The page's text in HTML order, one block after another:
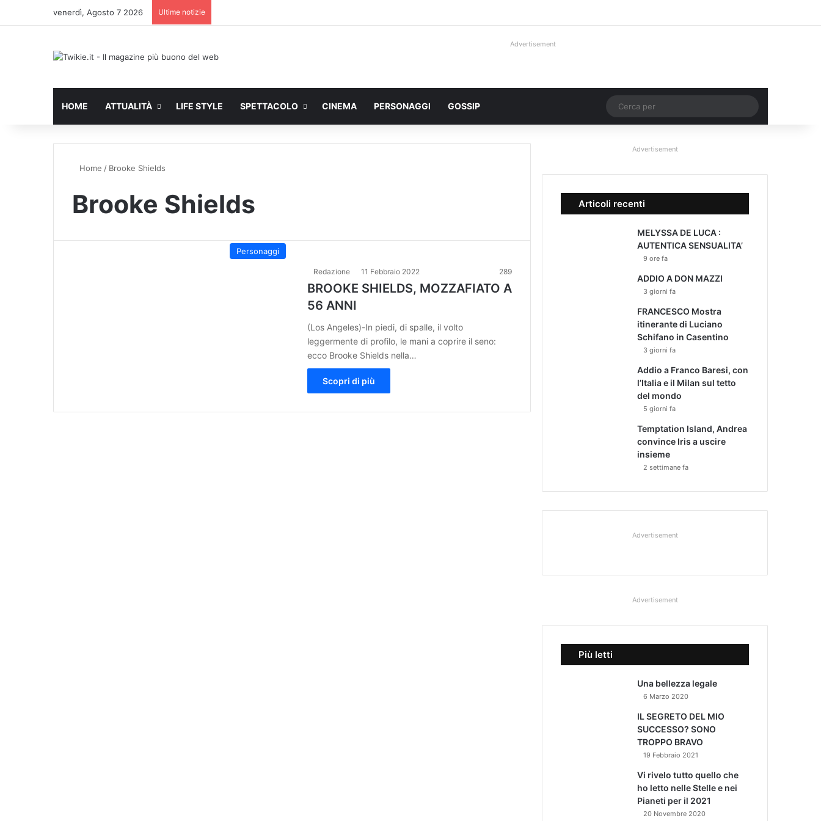
venerdì, Agosto 7 2026 Ultime notizie
Advertisement
HOME ATTUALITÀ LIFE STYLE SPETTACOLO CINEMA PERSONAGGI GOSSIP Un articolo a caso
per
Home / Brooke Shields
Brooke Shields
Personaggi
Redazione 11 Febbraio 2022 289
BROOKE SHIELDS, MOZZAFIATO A
56 ANNI
(Los Angeles)-In piedi, di spalle, il volto
leggermente di profilo, le mani a coprire il seno:
ecco Brooke Shields nella…
Scopri di più
Advertisement
Articoli recenti
MELYSSA DE LUCA :
AUTENTICA SENSUALITA’
9 ore fa
ADDIO A DON MAZZI
3 giorni fa
FRANCESCO Mostra
itinerante di Luciano
Schifano in Casentino
3 giorni fa
Addio a Franco Baresi, con
l’Italia e il Milan sul tetto
del mondo
5 giorni fa
Temptation Island, Andrea
convince Iris a uscire
insieme
2 settimane fa
Advertisement
Advertisement
Più letti
Una bellezza legale
6 Marzo 2020
IL SEGRETO DEL MIO
SUCCESSO? SONO
TROPPO BRAVO
19 Febbraio 2021
Vi rivelo tutto quello che
ho letto nelle Stelle e nei
Pianeti per il 2021
20 Novembre 2020